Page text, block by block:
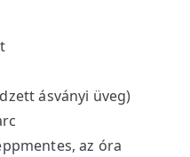
ásványi üveg)
az óra